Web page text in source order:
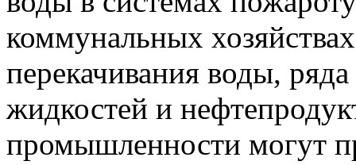
коммунальных
перекачивания воды,
жидкостей и
промышленности могут